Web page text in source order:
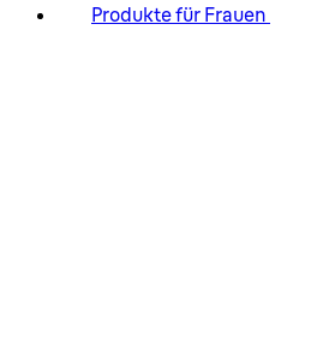
Produkte für Frauen